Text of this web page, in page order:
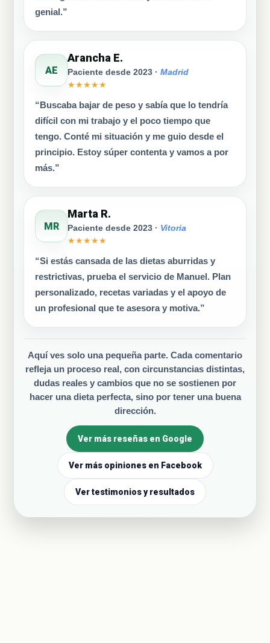
genial.”
AE
Arancha E.
Paciente desde 2023 · Madrid
★★★★★
“Buscaba bajar de peso y sabía que lo tendría
difícil con mi trabajo y el poco tiempo que
tengo. Conté mi situación y me guio desde el
principio. Estoy súper contenta y vamos a por
más.”
MR
Marta R.
Paciente desde 2023 · Vitoria
★★★★★
“Si estás cansada de las dietas aburridas y
restrictivas, prueba el servicio de Manuel. Plan
personalizado, recetas variadas y el apoyo de
un profesional que te asesora y motiva.”
Aquí ves solo una pequeña parte. Cada comentario
refleja un proceso real, con circunstancias distintas,
dudas reales y cambios que no se sostienen por
hacer una dieta perfecta, sino por tener una buena
dirección.
Ver más reseñas en Google
Ver más opiniones en Facebook
Ver testimonios y resultados